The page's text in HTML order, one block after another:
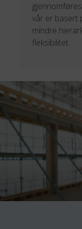
vår er basert
mindre
fleksibilitet.